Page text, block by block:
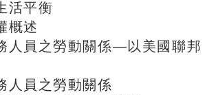
活平衡
概述
人員之勞動關係—以美國聯邦
人員之勞動關係